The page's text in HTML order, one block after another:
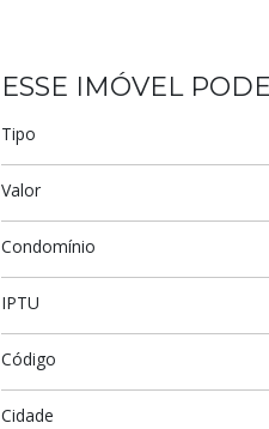
ESSE IMÓVEL
Tipo
Valor
Condomínio
IPTU
Código
Cidade